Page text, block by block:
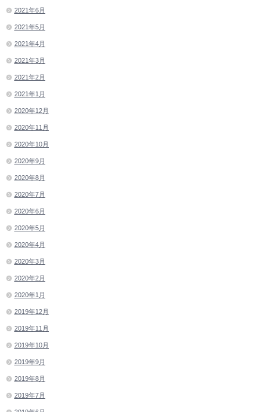
2021年6月
2021年5月
2021年4月
2021年3月
2021年2月
2021年1月
2020年12月
2020年11月
2020年10月
2020年9月
2020年8月
2020年7月
2020年6月
2020年5月
2020年4月
2020年3月
2020年2月
2020年1月
2019年12月
2019年11月
2019年10月
2019年9月
2019年8月
2019年7月